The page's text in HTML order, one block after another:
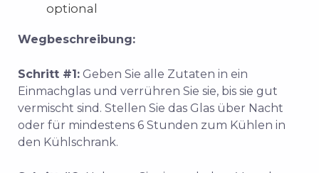
optional
Wegbeschreibung:
Schritt #1: Geben Sie alle Zutaten in ein
Einmachglas und verrühren Sie sie, bis sie gut
vermischt sind. Stellen Sie das Glas über Nacht
oder für mindestens 6 Stunden zum Kühlen in
den Kühlschrank.